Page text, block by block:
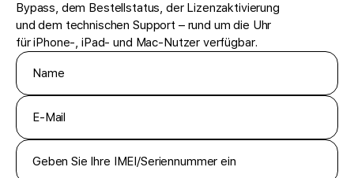
Bypass, dem Bestellstatus, der Lizenzaktivierung
und dem technischen Support – rund um die Uhr
für iPhone-, iPad- und Mac-Nutzer verfügbar.